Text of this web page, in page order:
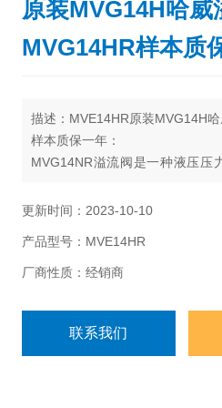
原装MVG14H哈威
MVG14HR样本质
描述：MVE14HR原装MVG14H
样本质保一年：
MVG14NR溢流阀是一种液压压
起定压溢流作用。
更新时间：2023-10-10
产品型号：MVE14HR
厂商性质：经销商
联系我们